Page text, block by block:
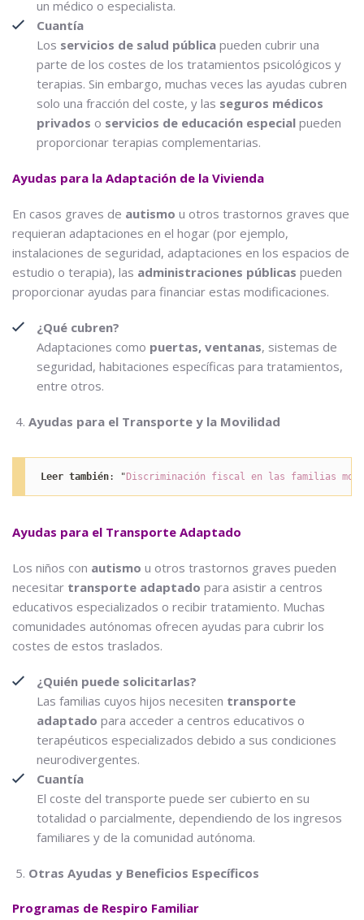
un médico o especialista.
Cuantía
Los servicios de salud pública pueden cubrir una
parte de los costes de los tratamientos psicológicos y
terapias. Sin embargo, muchas veces las ayudas cubren
solo una fracción del coste, y las seguros médicos
privados o servicios de educación especial pueden
proporcionar terapias complementarias.
Ayudas para la Adaptación de la Vivienda
En casos graves de autismo u otros trastornos graves que
requieran adaptaciones en el hogar (por ejemplo,
instalaciones de seguridad, adaptaciones en los espacios de
estudio o terapia), las administraciones públicas pueden
proporcionar ayudas para financiar estas modificaciones.
¿Qué cubren?
Adaptaciones como puertas, ventanas, sistemas de
seguridad, habitaciones específicas para tratamientos,
entre otros.
Ayudas para el Transporte y la Movilidad
Leer también: "Discriminación fiscal en las familias
Ayudas para el Transporte Adaptado
Los niños con autismo u otros trastornos graves pueden
necesitar transporte adaptado para asistir a centros
educativos especializados o recibir tratamiento. Muchas
comunidades autónomas ofrecen ayudas para cubrir los
costes de estos traslados.
¿Quién puede solicitarlas?
Las familias cuyos hijos necesiten transporte
adaptado para acceder a centros educativos o
terapéuticos especializados debido a sus condiciones
neurodivergentes.
Cuantía
El coste del transporte puede ser cubierto en su
totalidad o parcialmente, dependiendo de los ingresos
familiares y de la comunidad autónoma.
Otras Ayudas y Beneficios Específicos
Programas de Respiro Familiar